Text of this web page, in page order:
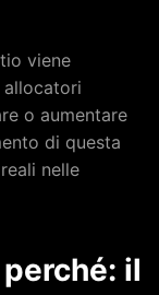
viene
o aumentare
di questa
nelle
il